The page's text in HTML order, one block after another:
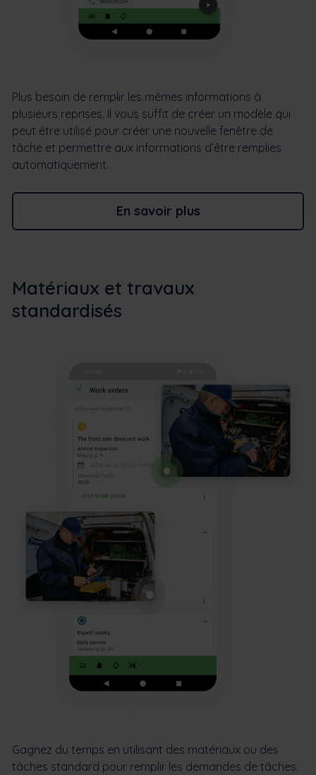
Plus besoin de remplir les mêmes informations à
plusieurs reprises. Il vous suffit de créer un modèle qui
peut être utilisé pour créer une nouvelle fenêtre de
tâche et permettre aux informations d’être remplies
automatiquement.
En savoir plus
Matériaux et travaux
standardisés
Gagnez du temps en utilisant des matériaux ou des
tâches standard pour remplir les demandes de tâches.